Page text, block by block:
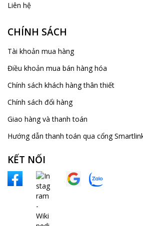
Liên hệ
CHÍNH SÁCH
Tài khoản mua hàng
Điều khoản mua bán hàng hóa
Chính sách khách hàng thân thiết
Chính sách đổi hàng
Giao hàng và thanh toán
Hướng dẫn thanh toán qua cổng
KẾT NỐI